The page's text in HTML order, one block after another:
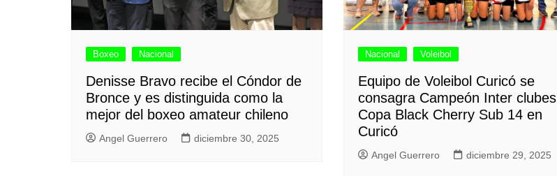
Boxeo Nacional
Denisse Bravo recibe el Cóndor de
Bronce y es distinguida como la
mejor del boxeo amateur chileno
Angel Guerrero diciembre 30, 2025
Nacional Voleibol
Equipo de Voleibol Curicó se
consagra Campeón Inter clubes
Copa Black Cherry Sub 14 en
Curicó
Angel Guerrero diciembre 29, 2025